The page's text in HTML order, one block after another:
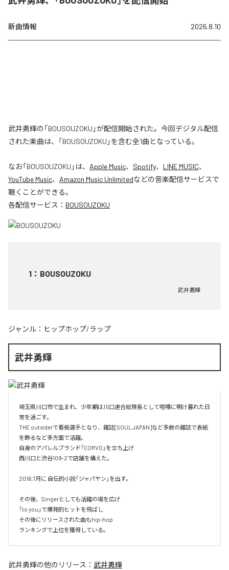
新曲情報 2026.8.10
武井勇輝の「BOUSOUZOKU」が配信開始された。今回デジタル配信
された楽曲は、「BOUSOUZOKU」を含む全1曲となっている。
なお「BOUSOUZOKU 」は、 Apple Music、 Spotify、 LINE MUSIC、
YouTube Music、 Amazon Music Unlimitedなどの音楽配信サービスで
聴くことができる。
各配信サービス： BOUSOUZOKU
1 ： BOUSOUZOKU
武井勇輝
ジャンル： ヒップホップ/ラップ
武井勇輝
埼玉県川口市で生まれ、少年期は川口連合総隊長として喧嘩に明け暮れた日
常を過ごす。
THE outsiderで看板選手となり、雑誌[SOUL JAPAN]など多数の雑誌で表紙
を飾るなど多方面で活躍。
自身のアパレルブランド「CORVO」を立ち上げ
西川口と渋谷109-2で店舗を構えた。
2016.7月に 自伝的小説「ジャパヤン」を出す。
その後、Singerとしても活躍の場を広げ
「to you」で爆発的ヒットを飛ばし
その後にリリースされた曲もhip-hop
ランキングで上位を獲得している。
武井勇輝の他のリリース： 武井勇輝